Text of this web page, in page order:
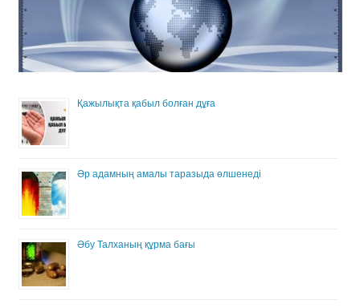
Қажылықта қабыл болған дұға
Әр адамның амалы таразыда өлшенеді
Әбу Талханың құрма бағы